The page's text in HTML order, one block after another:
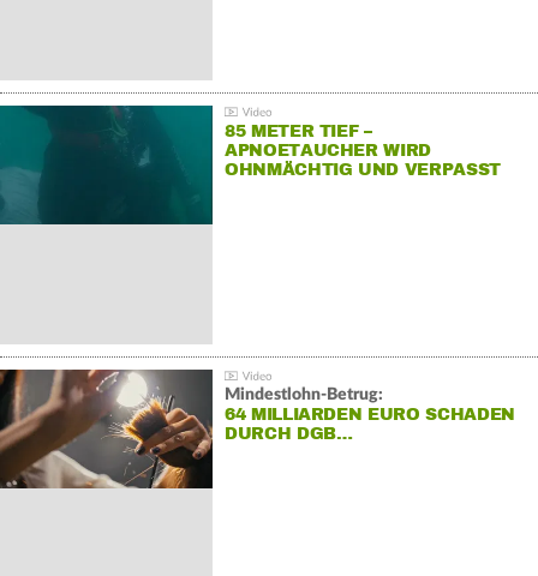
85 METER TIEF –
APNOETAUCHER WIRD
OHNMÄCHTIG UND VERPASST
Mindestlohn-Betrug:
64 MILLIARDEN EURO SCHADEN
DURCH DGB…